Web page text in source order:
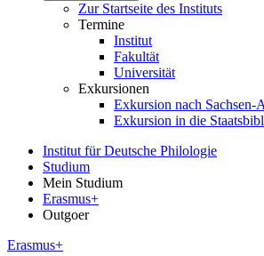
Zur Startseite des Instituts
Termine
Institut
Fakultät
Universität
Exkursionen
Exkursion nach Sachsen-
Exkursion in die
Institut für Deutsche Philologie
Studium
Mein Studium
Erasmus+
Outgoer
Erasmus+